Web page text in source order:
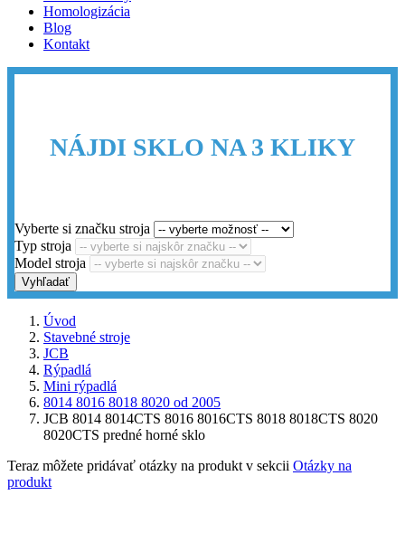
Homologizácia
Blog
Kontakt
NÁJDI SKLO NA 3 KLIKY
Vyberte si značku stroja
Typ stroja
Model stroja
Vyhľadať
Úvod
Stavebné stroje
JCB
Rýpadlá
Mini rýpadlá
8014 8016 8018 8020 od 2005
JCB 8014 8014CTS 8016 8016CTS 8018 8018CTS 8020
8020CTS predné horné sklo
Teraz môžete pridávať otázky na produkt v sekcii Otázky na
produkt